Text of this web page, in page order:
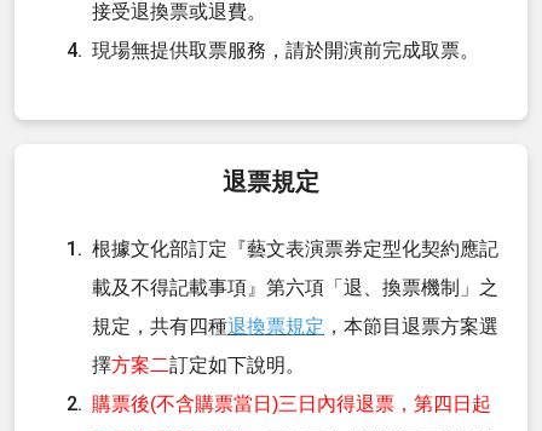
接受退換票或退費。
現場無提供取票服務，請於開演前完成取票。
退票規定
根據文化部訂定『藝文表演票券定型化契約應記
載及不得記載事項』第六項「退、換票機制」之
規定，共有四種退換票規定 ，本節目退票方案選
擇方案二訂定如下說明。
購票後(不含購票當日)三日內得退票，第四日起